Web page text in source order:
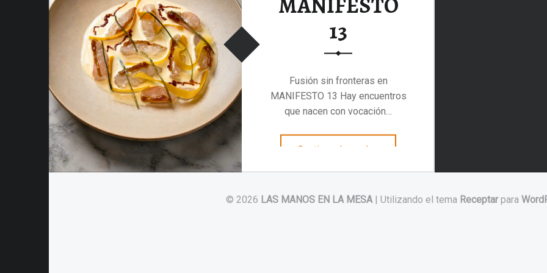
13
Fusión sin fronteras en
MANIFESTO 13 Hay encuentros
que nacen con vocación…
Continuar leyendo
© 2026 LAS MANOS EN LA MESA | Utilizando el tema Receptarpara